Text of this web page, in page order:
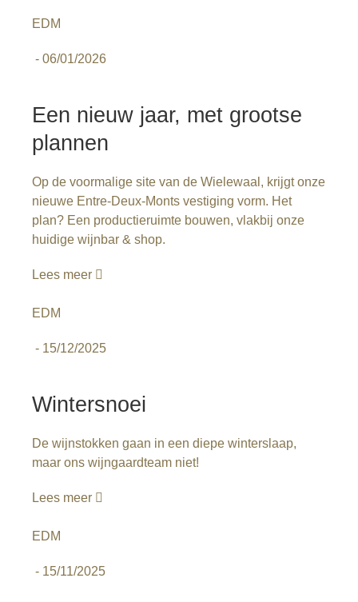
EDM
- 06/01/2026
Een nieuw jaar, met grootse
plannen
Op de voormalige site van de Wielewaal, krijgt onze
nieuwe Entre-Deux-Monts vestiging vorm. Het
plan? Een productieruimte bouwen, vlakbij onze
huidige wijnbar & shop.
Lees meer
EDM
- 15/12/2025
Wintersnoei
De wijnstokken gaan in een diepe winterslaap,
maar ons wijngaardteam niet!
Lees meer
EDM
- 15/11/2025